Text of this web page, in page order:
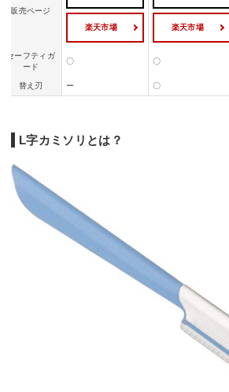
販売ページ
楽天市場 楽天市場
セーフティガ
ード
〇 〇
替え刃 ー 〇
L字カミソリとは？